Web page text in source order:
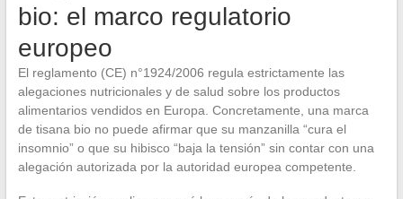
bio: el marco regulatorio
europeo
El reglamento (CE) n°1924/2006 regula estrictamente las
alegaciones nutricionales y de salud sobre los productos
alimentarios vendidos en Europa. Concretamente, una marca
de tisana bio no puede afirmar que su manzanilla “cura el
insomnio” o que su hibisco “baja la tensión” sin contar con una
alegación autorizada por la autoridad europea competente.